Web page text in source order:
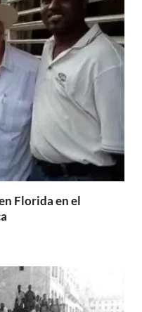
Florida en el